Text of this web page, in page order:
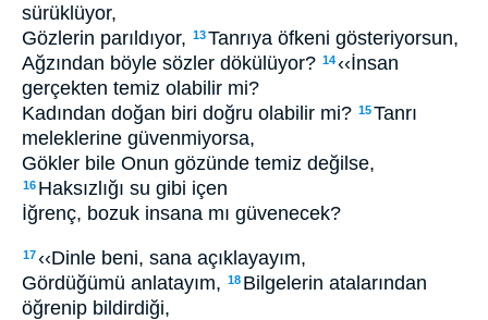
sürüklüyor,
Gözlerin parıldıyor, 13Tanrıya öfkeni gösteriyorsun,
Ağzından böyle sözler dökülüyor? 14‹‹İnsan
gerçekten temiz olabilir mi?
Kadından doğan biri doğru olabilir mi? 15Tanrı
meleklerine güvenmiyorsa,
Gökler bile Onun gözünde temiz değilse,
16 Haksızlığı su gibi içen
İğrenç, bozuk insana mı güvenecek?
17‹‹Dinle beni, sana açıklayayım,
Gördüğümü anlatayım, 18 Bilgelerin atalarından
öğrenip bildirdiği,